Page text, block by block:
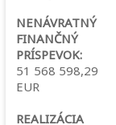
NENÁVRATNÝ
FINANČNÝ
PRÍSPEVOK:
51 568 598,29
EUR
REALIZÁCIA